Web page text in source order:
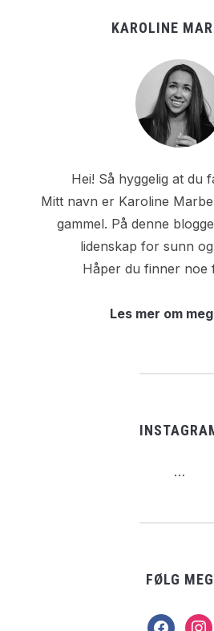
KAROLINE
Hei! Så hyggelig at du
Mitt navn er Karoline
gammel. På denne
lidenskap for sunn
Håper du finner noe
Les mer om
…
FØLG MEG
facebook